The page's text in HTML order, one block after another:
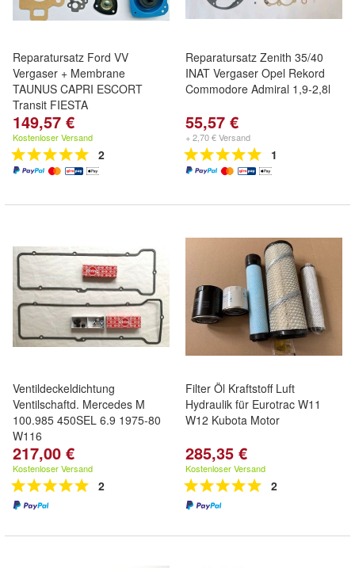
Reparatursatz Ford VV
Vergaser + Membrane
TAUNUS CAPRI ESCORT
Transit FIESTA
149,57 €
Kostenloser Versand
2
Reparatursatz Zenith 35/40
INAT Vergaser Opel Rekord
Commodore Admiral 1,9-2,8l
55,57 €
+ 2,70 € Versand
1
Ventildeckeldichtung
Ventilschaftd. Mercedes M
100.985 450SEL 6.9 1975-80
W116
217,00 €
Kostenloser Versand
2
Filter Öl Kraftstoff Luft
Hydraulik für Eurotrac W11
W12 Kubota Motor
285,35 €
Kostenloser Versand
2